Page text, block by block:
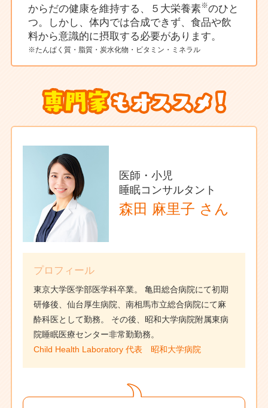
からだの健康を維持する、５大栄養素※のひと
つ。しかし、体内では合成できず、食品や飲
料から意識的に摂取する必要があります。
※たんぱく質・脂質・炭水化物・ビタミン・ミネラル
医師・小児
睡眠コンサルタント
森田 麻里子 さん
プロフィール
東京大学医学部医学科卒業。
亀田総合病院にて初期
研修後、仙台厚生病院、南相馬市立総合病院にて麻
酔科医として勤務。
その後、昭和大学病院附属東病
院睡眠医療センター非常勤勤務。
Child Health Laboratory 代表 昭和大学病院